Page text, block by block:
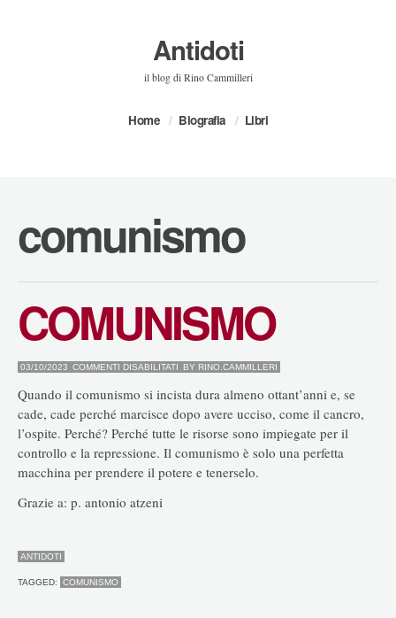
Antidoti
il blog di Rino Cammilleri
Home Biografia Libri
comunismo
COMUNISMO
03/10/2023 COMMENTI DISABILITATI SU
BY RINO.CAMMILLERI
Quando il comunismo si incista dura almeno ottant’anni e, se
cade, cade perché marcisce dopo avere ucciso, come il cancro,
l’ospite. Perché? Perché tutte le risorse sono impiegate per il
controllo e la repressione. Il comunismo è solo una perfetta
macchina per prendere il potere e tenerselo.
Grazie a: p. antonio atzeni
ANTIDOTI
TAGGED: COMUNISMO